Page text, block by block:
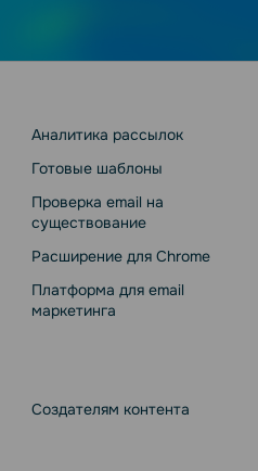
Аналитика рассылок
Готовые шаблоны
Проверка email на
существование
Расширение для Chrome
Платформа для email
маркетинга
Создателям контента